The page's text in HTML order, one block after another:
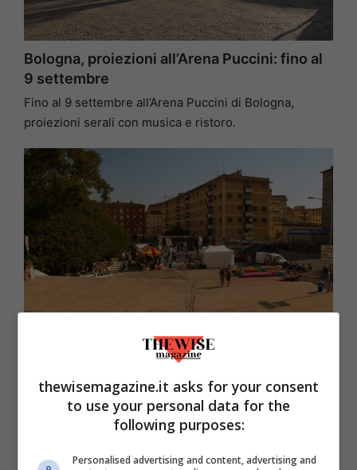
Bologna, proiezioni all’Arena Puccini: fino al
9 settembre
Fino al 9 settembre all’Arena Puccini di Bologna,
proiezioni serali con musica e ristoro.
Milano Cortina 2026
La Torcia Olimpica di Milano Cortina 2026 arriva a
Latina come simbolo di gratitudine per la comunità.
thewisemagazine.it asks for your consent
to use your personal data for the
following purposes:
Personalised advertising and content, advertising and